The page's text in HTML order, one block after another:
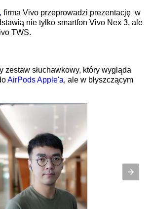
, firma Vivo przeprowadzi prezentację w
nie tylko smartfon Vivo Nex 3, ale
TWS.
zestaw słuchawkowy, który wygląda
AirPods Apple'a, ale w błyszczącym